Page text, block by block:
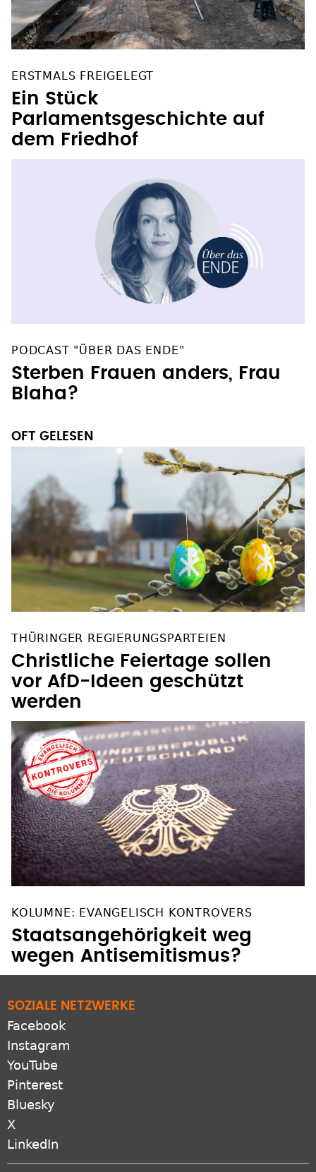
ERSTMALS FREIGELEGT
Ein Stück
Parlamentsgeschichte auf
dem Friedhof
PODCAST "ÜBER DAS ENDE"
Sterben Frauen anders, Frau
Blaha?
OFT GELESEN
THÜRINGER REGIERUNGSPARTEIEN
Christliche Feiertage sollen
vor AfD-Ideen geschützt
werden
KOLUMNE: EVANGELISCH KONTROVERS
Staatsangehörigkeit weg
wegen Antisemitismus?
SOZIALE NETZWERKE
Facebook
Instagram
YouTube
Pinterest
Bluesky
X
LinkedIn